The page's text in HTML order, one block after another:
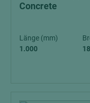
Concrete
Länge (mm)
1.000